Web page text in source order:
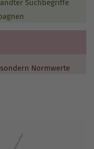
Suchbegriffe
Normwerte